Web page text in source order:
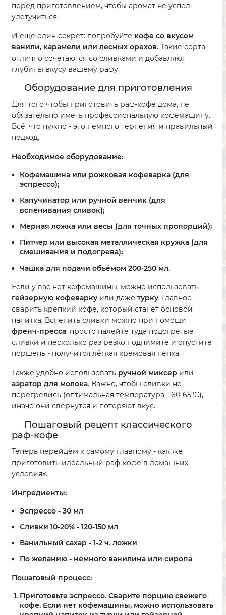
перед приготовлением, чтобы аромат не успел
улетучиться.
И ещё один секрет: попробуйте кофе со вкусом
ванили, карамели или лесных орехов. Такие сорта
отлично сочетаются со сливками и добавляют
глубины вкусу вашему рафу.
Оборудование для приготовления
Для того чтобы приготовить раф-кофе дома, не
обязательно иметь профессиональную кофемашину.
Всё, что нужно - это немного терпения и правильный
подход.
Необходимое оборудование:
Кофемашина или рожковая кофеварка (для
эспрессо);
Капучинатор или ручной венчик (для
вспенивания сливок);
Мерная ложка или весы (для точных пропорций);
Питчер или высокая металлическая кружка (для
смешивания и подогрева);
Чашка для подачи объёмом 200-250 мл.
Если у вас нет кофемашины, можно использовать
гейзерную кофеварку или даже турку. Главное -
сварить крепкий кофе, который станет основой
напитка. Вспенить сливки можно при помощи
френч-пресса: просто налейте туда подогретые
сливки и несколько раз резко поднимите и опустите
поршень - получится лёгкая кремовая пенка.
Также удобно использовать ручной миксер или
аэратор для молока. Важно, чтобы сливки не
перегрелись (оптимальная температура - 60-65°C),
иначе они свернутся и потеряют вкус.
Пошаговый рецепт классического
раф-кофе
Теперь перейдём к самому главному - как же
приготовить идеальный раф-кофе в домашних
условиях.
Ингредиенты:
Эспрессо - 30 мл
Сливки 10-20% - 120-150 мл
Ванильный сахар - 1-2 ч. ложки
По желанию - немного ванилина или сиропа
Пошаговый процесс:
Приготовьте эспрессо. Сварите порцию свежего
кофе. Если нет кофемашины, можно использовать